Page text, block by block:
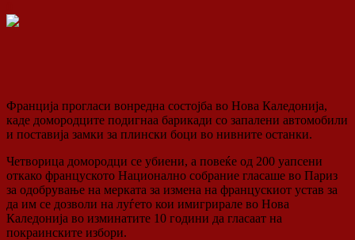
Франција прогласи вонредна состојба во Нова Каледонија,
каде домородците подигнаа барикади со запалени автомобили
и поставија замки за плински боци во нивните останки.
Четворица домородци се убиени, а повеќе од 200 уапсени
откако француското Национално собрание гласаше во Париз
за одобрување на мерката за измена на францускиот устав за
да им се дозволи на луѓето кои имигрирале во Нова
Каледонија во изминатите 10 години да гласаат на
покраинските избори.